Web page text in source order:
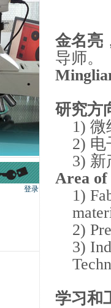
金名亮
导师。
研究方
1)微
2) 电
3) 新
Area
1)
2)
3)
学习和